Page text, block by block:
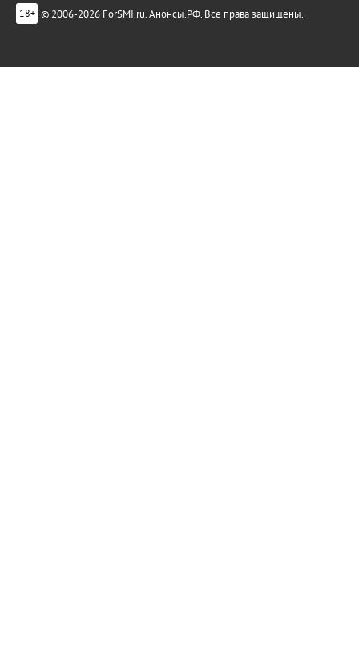
18+ © 2006-2026 ForSMI.ru. Анонсы.РФ. Все права защищены.